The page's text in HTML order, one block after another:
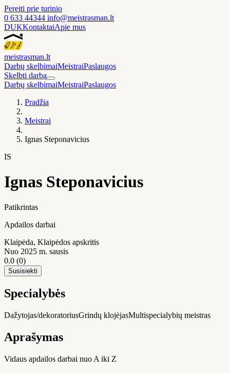
Pereiti prie turinio
0 633 44344 info@meistrasman.lt
DUKKontaktaiApie mus
meistrasman.lt
Darbų skelbimaiMeistraiPaslaugos
Skelbti darbą
Darbų skelbimaiMeistraiPaslaugos
Pradžia
Meistrai
Ignas Steponavicius
IS
Ignas Steponavicius
Patikrintas
Apdailos darbai
Klaipėda, Klaipėdos apskritis
Nuo 2025 m. sausis
0.0 (0)
Susisiekti
Specialybės
Dažytojas/dekoratoriusGrindų klojėjasMultispecialybių meistras
Aprašymas
Vidaus apdailos darbai nuo A iki Z